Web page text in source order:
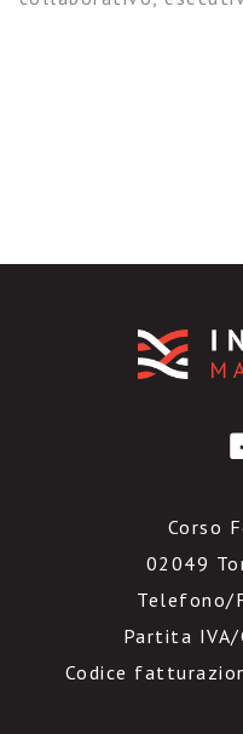
Corso
02049
Telefono/
Partita
Codice